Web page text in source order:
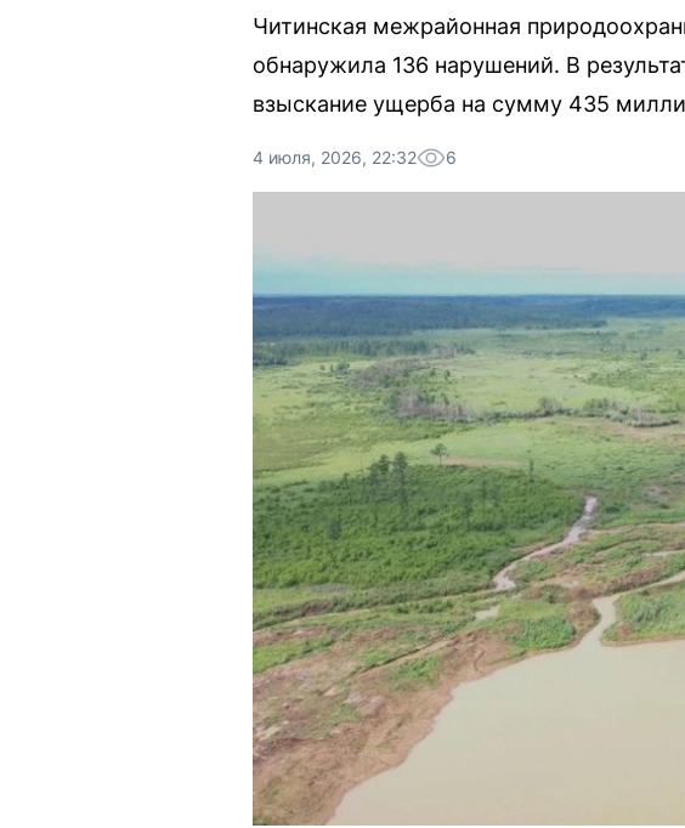
Читинская межрайонная
обнаружила 136 нарушений. В
взыскание ущерба на сумму 435
4 июля, 2026, 22:32 6